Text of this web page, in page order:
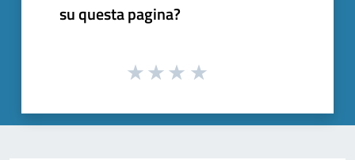
su questa pagina?